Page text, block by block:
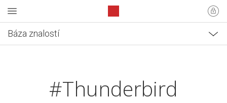
Báza znalostí
#Thunderbird